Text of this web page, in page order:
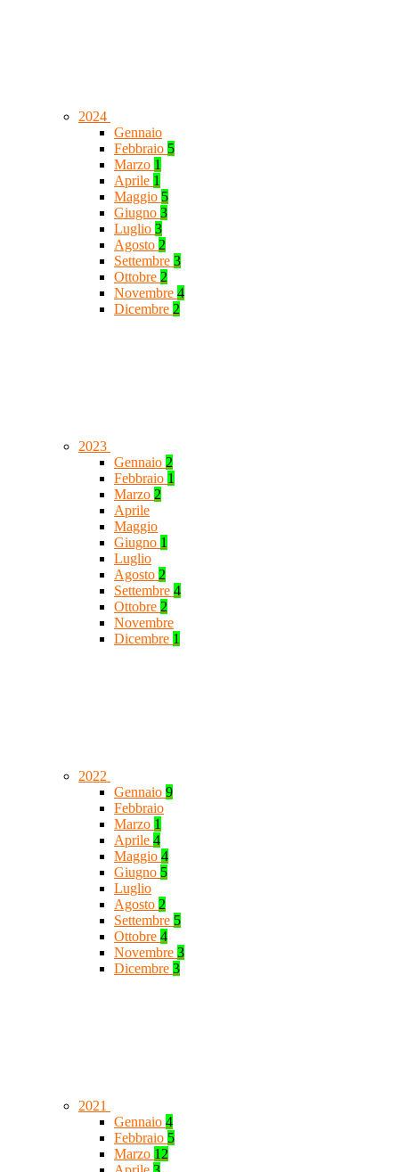
2024
Gennaio
Febbraio 5
Marzo 1
Aprile 1
Maggio 5
Giugno 3
Luglio 3
Agosto 2
Settembre 3
Ottobre 2
Novembre 4
Dicembre 2
2023
Gennaio 2
Febbraio 1
Marzo 2
Aprile
Maggio
Giugno 1
Luglio
Agosto 2
Settembre 4
Ottobre 2
Novembre
Dicembre 1
2022
Gennaio 9
Febbraio
Marzo 1
Aprile 4
Maggio 4
Giugno 5
Luglio
Agosto 2
Settembre 5
Ottobre 4
Novembre 3
Dicembre 3
2021
Gennaio 4
Febbraio 5
Marzo 12